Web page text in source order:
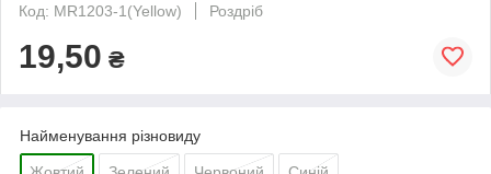
Код: MR1203-1(Yellow)
Роздріб
19,50 ₴
Найменування різновиду